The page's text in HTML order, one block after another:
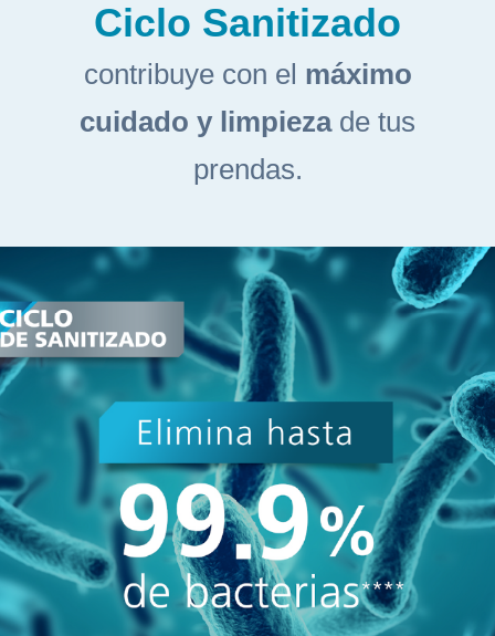
Ciclo Sanitizado
contribuye con el máximo
cuidado y limpiezade tus
prendas.